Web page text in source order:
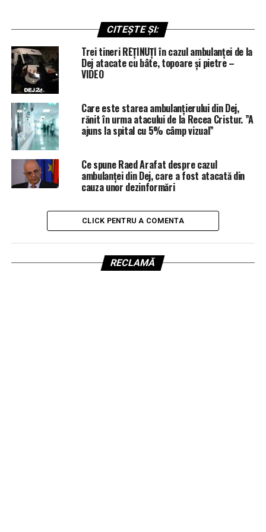
CITEȘTE ȘI:
Trei tineri REȚINUȚI în cazul ambulanței de la
Dej atacate cu bâte, topoare și pietre –
VIDEO
Care este starea ambulanțierului din Dej,
rănit în urma atacului de la Recea Cristur. ”A
ajuns la spital cu 5% câmp vizual”
Ce spune Raed Arafat despre cazul
ambulanței din Dej, care a fost atacată din
cauza unor dezinformări
CLICK PENTRU A COMENTA
RECLAMĂ